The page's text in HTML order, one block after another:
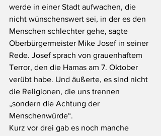
werde in einer Stadt aufwachen, die
nicht wünschenswert sei, in der es den
Menschen schlechter gehe, sagte
Oberbürgermeister Mike Josef in seiner
Rede. Josef sprach von grauenhaftem
Terror, den die Hamas am 7. Oktober
verübt habe. Und äußerte, es sind nicht
die Religionen, die uns trennen
„sondern die Achtung der
Menschenwürde“.
Kurz vor drei gab es noch manche